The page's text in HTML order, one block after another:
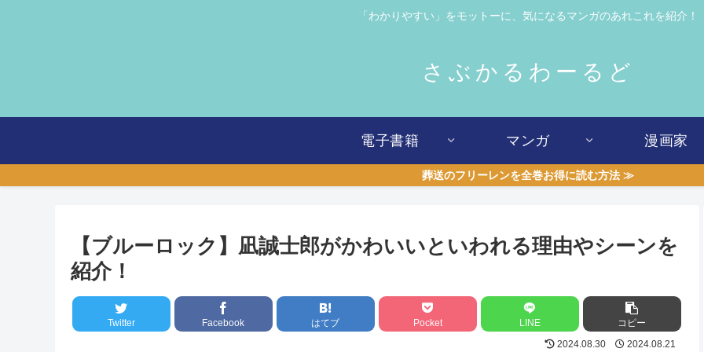
「わかりやすい」をモットーに、気になるマンガのあれこれを紹介！
さぶかるわーるど
電子書籍 マンガ 漫画家
葬送のフリーレンを全巻お得に読む方法 ≫
【ブルーロック】凪誠士郎がかわいいといわれる理由やシーンを
紹介！
Twitter Facebook はてブ Pocket LINE
コピー
2024.08.30
2024.08.21